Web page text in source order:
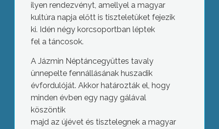
ilyen rendezvényt, amellyel a magyar
kultúra napja előtt is tiszteletüket fejezik
ki. Idén négy korcsoportban léptek
fel a táncosok.
A Jázmin Néptáncegyüttes tavaly
ünnepelte fennállásának huszadik
évfordulóját. Akkor határozták el, hogy
minden évben egy nagy gálával
köszöntik
majd az újévet és tisztelegnek a magyar